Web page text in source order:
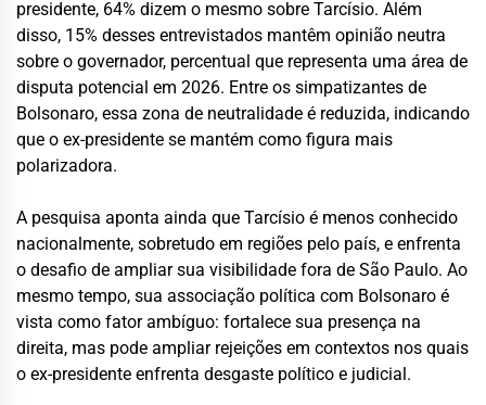
presidente, 64% dizem o mesmo sobre Tarcísio. Além
disso, 15% desses entrevistados mantêm opinião neutra
sobre o governador, percentual que representa uma área de
disputa potencial em 2026. Entre os simpatizantes de
Bolsonaro, essa zona de neutralidade é reduzida, indicando
que o ex-presidente se mantém como figura mais
polarizadora.
A pesquisa aponta ainda que Tarcísio é menos conhecido
nacionalmente, sobretudo em regiões pelo país, e enfrenta
o desafio de ampliar sua visibilidade fora de São Paulo. Ao
mesmo tempo, sua associação política com Bolsonaro é
vista como fator ambíguo: fortalece sua presença na
direita, mas pode ampliar rejeições em contextos nos quais
o ex-presidente enfrenta desgaste político e judicial.